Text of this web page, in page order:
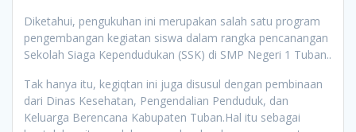
Diketahui, pengukuhan ini merupakan salah satu program
pengembangan kegiatan siswa dalam rangka pencanangan
Sekolah Siaga Kependudukan (SSK) di SMP Negeri 1 Tuban..
Tak hanya itu, kegiqtan ini juga disusul dengan pembinaan
dari Dinas Kesehatan, Pengendalian Penduduk, dan
Keluarga Berencana Kabupaten Tuban.Hal itu sebagai